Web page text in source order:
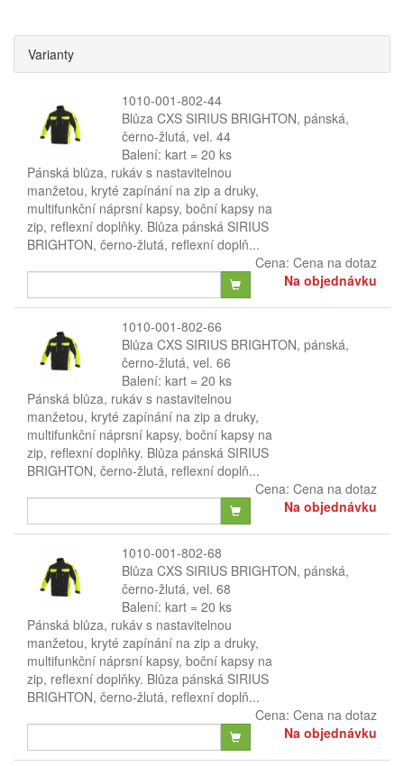
Varianty
1010-001-802-44
Blůza CXS SIRIUS BRIGHTON, pánská,
černo-žlutá, vel. 44
Balení: kart = 20 ks
Pánská blůza, rukáv s nastavitelnou
manžetou, kryté zapínání na zip a druky,
multifunkční náprsní kapsy, boční kapsy na
zip, reflexní doplňky. Blůza pánská SIRIUS
BRIGHTON, černo-žlutá, reflexní doplň...
Cena: Cena na dotaz
Na objednávku
1010-001-802-66
Blůza CXS SIRIUS BRIGHTON, pánská,
černo-žlutá, vel. 66
Balení: kart = 20 ks
Pánská blůza, rukáv s nastavitelnou
manžetou, kryté zapínání na zip a druky,
multifunkční náprsní kapsy, boční kapsy na
zip, reflexní doplňky. Blůza pánská SIRIUS
BRIGHTON, černo-žlutá, reflexní doplň...
Cena: Cena na dotaz
Na objednávku
1010-001-802-68
Blůza CXS SIRIUS BRIGHTON, pánská,
černo-žlutá, vel. 68
Balení: kart = 20 ks
Pánská blůza, rukáv s nastavitelnou
manžetou, kryté zapínání na zip a druky,
multifunkční náprsní kapsy, boční kapsy na
zip, reflexní doplňky. Blůza pánská SIRIUS
BRIGHTON, černo-žlutá, reflexní doplň...
Cena: Cena na dotaz
Na objednávku